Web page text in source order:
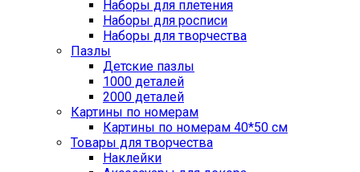
Наборы для плетения
Наборы для росписи
Наборы для творчества
Пазлы
Детские пазлы
1000 деталей
2000 деталей
Картины по номерам
Картины по номерам 40*50 см
Товары для творчества
Наклейки